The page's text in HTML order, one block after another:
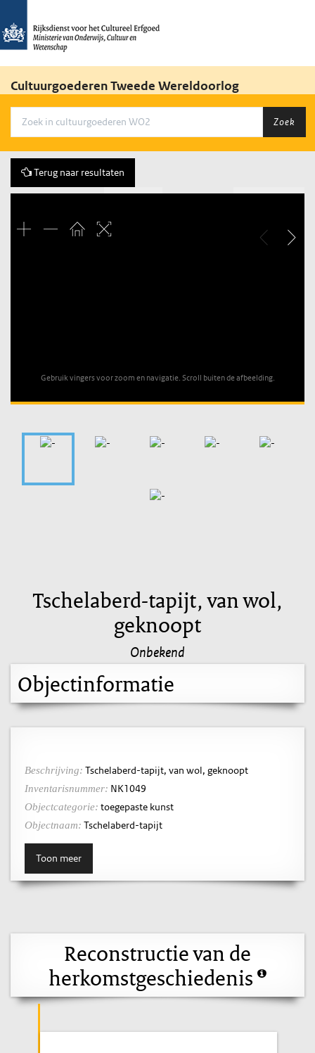
Cultuurgoederen Tweede Wereldoorlog
Zoek
Terug naar resultaten
Gebruik vingers voor zoom en navigatie. Scroll buiten de afbeelding.
Tschelaberd-tapijt, van wol,
geknoopt
Onbekend
Objectinformatie
Beschrijving: Tschelaberd-tapijt, van wol, geknoopt
Inventarisnummer: NK1049
Objectcategorie: toegepaste kunst
Objectnaam: Tschelaberd-tapijt
Toon meer
Reconstructie van de
herkomstgeschiedenis